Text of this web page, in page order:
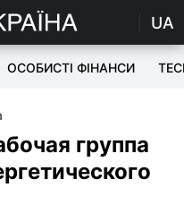
UA
ОСОБИСТІ ФІНАНСИ
группа